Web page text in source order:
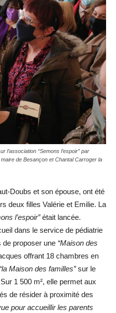
l’association “Semons l’espoir” par
de Besançon et Chantal Carroger la
Doubs et son épouse, ont été
deux filles Valérie et Emilie. La
l’espoir”était lancée.
dans le service de pédiatrie
de proposer une “Maison des
offrant 18 chambres en
“la Maison des familles”sur le
1 500 m², elle permet aux
de résider à proximité des
pour accueillir les parents